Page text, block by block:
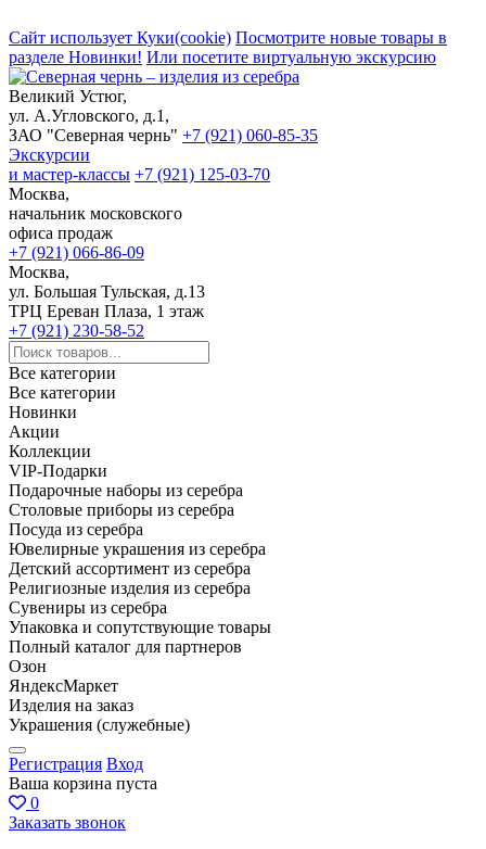
Сайт использует Куки(cookie) Посмотрите новые товары в
разделе Новинки! Или посетите виртуальную экскурсию
Великий Устюг,
ул. А.Угловского, д.1,
ЗАО "Северная чернь" +7 (921) 060-85-35
Экскурсии
и мастер-классы +7 (921) 125-03-70
Москва,
начальник московского
офиса продаж
+7 (921) 066-86-09
Москва,
ул. Большая Тульская, д.13
ТРЦ Ереван Плаза, 1 этаж
+7 (921) 230-58-52
Все категории
Все категории
Новинки
Акции
Коллекции
VIP-Подарки
Подарочные наборы из серебра
Столовые приборы из серебра
Посуда из серебра
Ювелирные украшения из серебра
Детский ассортимент из серебра
Религиозные изделия из серебра
Сувениры из серебра
Упаковка и сопутствующие товары
Полный каталог для партнеров
Озон
ЯндексМаркет
Изделия на заказ
Украшения (служебные)
Регистрация Вход
Ваша корзина пуста
0
Заказать звонок